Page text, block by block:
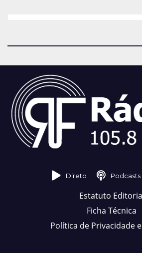
Direto Podcasts
Estatuto
Ficha Técnica
Política de Privacidade